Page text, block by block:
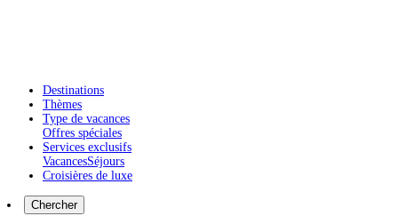
Destinations
Thèmes
Type de vacances
Offres spéciales
Services exclusifs
VacancesSéjours
Croisières de luxe
Chercher